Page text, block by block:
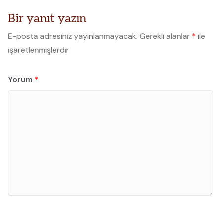
Bir yanıt yazın
E-posta adresiniz yayınlanmayacak. Gerekli alanlar * ile
işaretlenmişlerdir
Yorum *